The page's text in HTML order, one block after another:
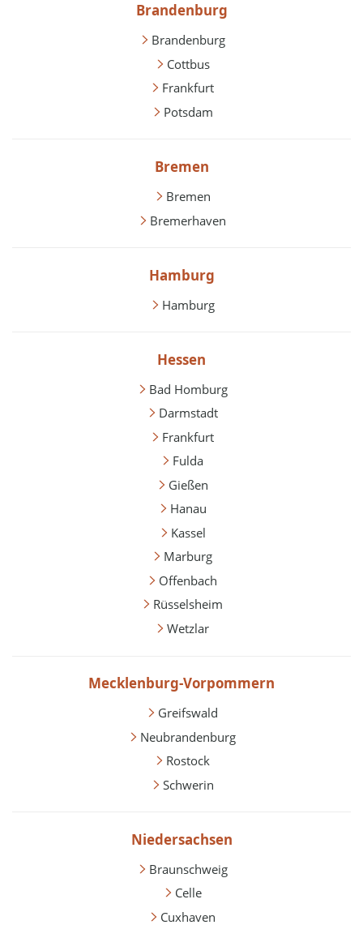
Brandenburg
Brandenburg
Cottbus
Frankfurt
Potsdam
Bremen
Bremen
Bremerhaven
Hamburg
Hamburg
Hessen
Bad Homburg
Darmstadt
Frankfurt
Fulda
Gießen
Hanau
Kassel
Marburg
Offenbach
Rüsselsheim
Wetzlar
Mecklenburg-Vorpommern
Greifswald
Neubrandenburg
Rostock
Schwerin
Niedersachsen
Braunschweig
Celle
Cuxhaven